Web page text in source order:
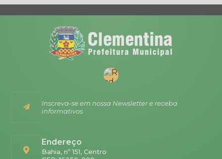
Inscreva-se em nossa Newsletter e receba
informativos
Endereço
Bahia, nº 151, Centro